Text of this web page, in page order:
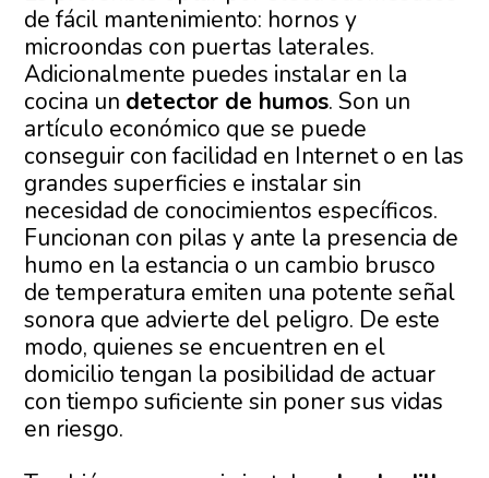
de fácil mantenimiento: hornos y
microondas con puertas laterales.
Adicionalmente puedes instalar en la
cocina un detector de humos. Son un
artículo económico que se puede
conseguir con facilidad en Internet o en las
grandes superficies e instalar sin
necesidad de conocimientos específicos.
Funcionan con pilas y ante la presencia de
humo en la estancia o un cambio brusco
de temperatura emiten una potente señal
sonora que advierte del peligro. De este
modo, quienes se encuentren en el
domicilio tengan la posibilidad de actuar
con tiempo suficiente sin poner sus vidas
en riesgo.